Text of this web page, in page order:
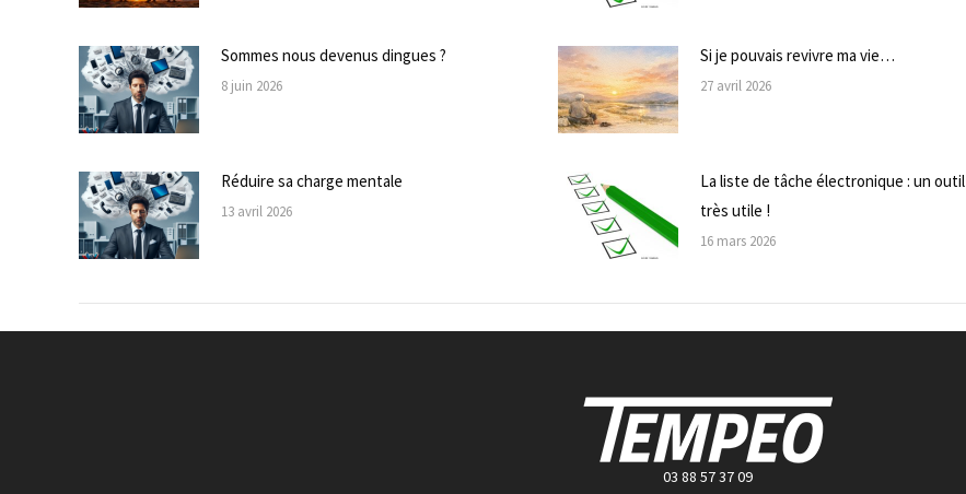
Sommes nous devenus dingues ?
8 juin 2026
Si je pouvais revivre ma vie…
27 avril 2026
Réduire sa charge mentale
13 avril 2026
La liste de tâche électronique : un outil
très utile !
16 mars 2026
03 88 57 37 09